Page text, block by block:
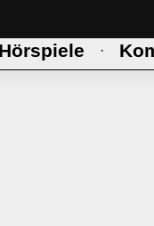
Hörspiele ·